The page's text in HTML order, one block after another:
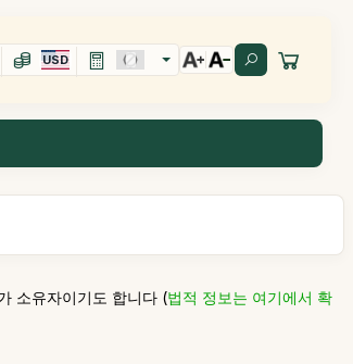
USD
소유자이기도 합니다 (법적 정보는 여기에서 확